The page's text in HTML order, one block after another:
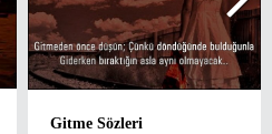
Gitme Sözleri